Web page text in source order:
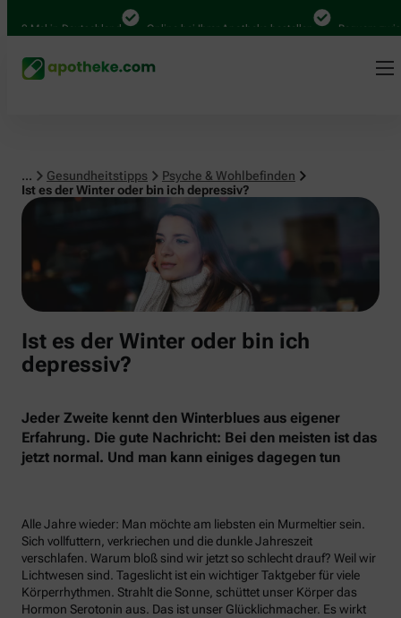
Mal in Deutschland Online bei Ihrer Apotheke bestellen Bequem
... Gesundheitstipps
Psyche & Wohlbefinden
Ist es der Winter oder bin ich depressiv?
Psyche & Wohlbefinden
Ist es der Winter oder bin ich
depressiv?
Jeder Zweite kennt den Winterblues aus eigener
Erfahrung. Die gute Nachricht: Bei den meisten ist das
jetzt normal. Und man kann einiges dagegen tun
Alle Jahre wieder: Man möchte am liebsten ein Murmeltier sein.
Sich vollfuttern, verkriechen und die dunkle Jahreszeit
verschlafen. Warum bloß sind wir jetzt so schlecht drauf? Weil wir
Lichtwesen sind. Tageslicht ist ein wichtiger Taktgeber für viele
Körperrhythmen. Strahlt die Sonne, schüttet unser Körper das
Hormon Serotonin aus. Das ist unser Glücklichmacher. Es wirkt